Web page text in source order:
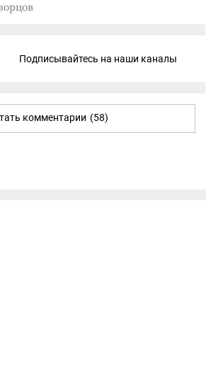
Подписывайтесь на наши каналы
комментарии (58)